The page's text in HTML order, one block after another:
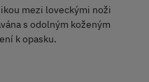
mezi loveckými noži
s odolným koženým
k opasku.